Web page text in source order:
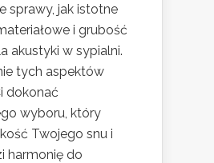
sprawy, jak istotne
i grubość
akustyki w sypialni.
tych aspektów
dokonać
wyboru, który
Twojego snu i
harmonię do